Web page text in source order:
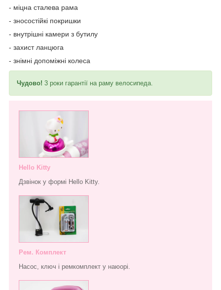
- міцна сталева рама
- зносостійкі покришки
- внутрішні камери з бутилу
- захист ланцюга
- знімні допоміжні колеса
Чудово! 3 роки гарантії на раму велосипеда.
Hello Kitty
Дзвінок у формі Hello Kitty.
Рем. Комплект
Насос, ключ і ремкомплект у наюорі.